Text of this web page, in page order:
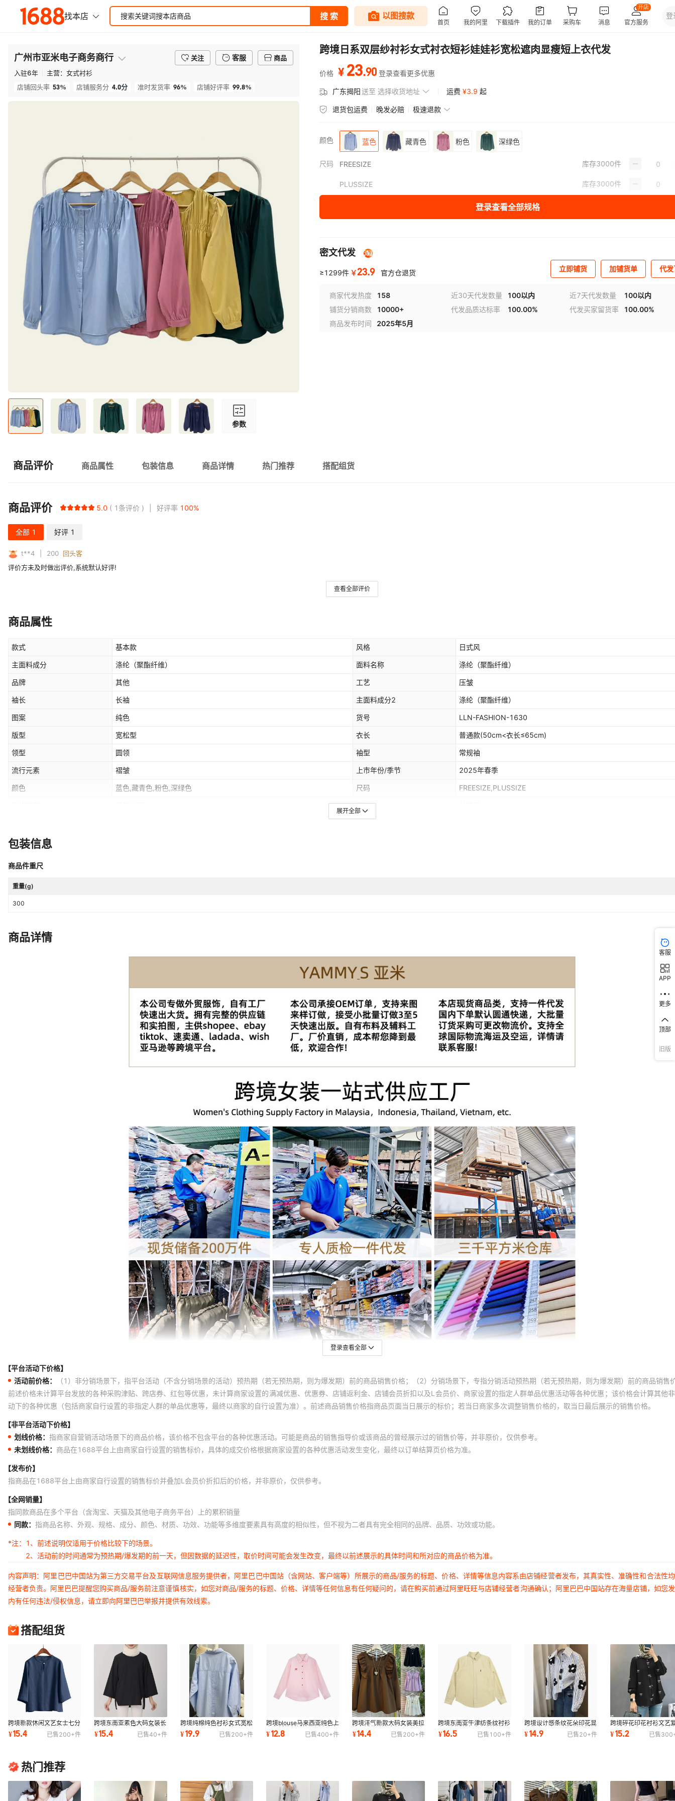
广州市亚米电子商务商行 关注 客服
商品
入驻6年 主营： 女式衬衫
店铺回头率 53% 店铺服务分 4.0分 准时发货率 96% 店铺好评率 99.8%
参数
跨境日系双层纱衬衫女式衬衣短衫娃娃衫宽松遮肉显瘦短上衣代发
价格 ¥ 23.90 登录查看更多优惠
广东揭阳送至 选择收货地址 运费 ¥3.9 起
退货包运费 晚发必赔 极速退款
颜色 蓝色 藏青色 粉色 深绿色
尺码 FREESIZE 库存3000件
PLUSSIZE 库存3000件
登录查看全部规格
密文代发
≥1299件 ￥23.9 官方仓退货 立即铺货 加铺货单 代
商家代发热度 158 近30天代发数量 100以内 近7天代发数量
100以内
铺货分销商数
10000+ 代发品质达标率 100.00% 代发买家留货率
100.00%
商品发布时间
2025年5月
商品评价 商品属性 包装信息 商品详情 热门推荐 搭配组货
商品评价 5.0 1条评价 好评率 100%
全部 1 好评 1
t**4 200 回头客
评价方未及时做出评价,系统默认好评!
查看全部评价
商品属性
款式 基本款 风格 日式风
主面料成分 涤纶（聚酯纤维） 面料名称 涤纶（聚酯纤维）
品牌 其他 工艺 压皱
袖长 长袖 主面料成分2 涤纶（聚酯纤维）
图案 纯色 货号 LLN-FASHION-1630
版型 宽松型 衣长 普通款(50cm<衣长≤65cm)
领型 圆领 袖型 常规袖
流行元素 褶皱 上市年份/季节 2025年春季
颜色 蓝色,藏青色,粉色,深绿色 尺码 FREESIZE,PLUSSIZE
门襟
是否跨境货源
展开全部
包装信息
商品件重尺
重量(g)
300
商品详情
登录查看全部
【平台活动下价格】
活动前价格：
（1）非分销场景下，指平台活动（不含分销场景的活动）预热期（若无预热期，则为爆发期）前的商品销售价格；（2）分销场景下，专指分销活动预热期（若无预热期，则为爆发期）前的商品销售
前述价格未计算平台发放的各种采购津贴、跨店券、红包等优惠，未计算商家设置的满减优惠、优惠券、店铺返利金、店铺会员折扣以及L会员价、商家设置的指定人群单品优惠活动等各种优惠；该价格会计算其他
动下的各种优惠（包括商家自行设置的非指定人群的单品优惠等，最终以商家的自行设置为准）。前述商品销售价格指商品页面当日展示的标价；若当日商家多次调整销售价格的，取当日最后展示的销售价格。
【非平台活动下价格】
划线价格： 指商家自营销活动场景下的商品价格，该价格不包含平台的各种优惠活动。可能是商品的销售指导价或该商品的曾经展示过的销售价等，并非原价，仅供参考。
未划线价格： 商品在1688平台上由商家自行设置的销售标价，具体的成交价格根据商家设置的各种优惠活动发生变化，最终以订单结算页价格为准。
【发布价】
指商品在1688平台上由商家自行设置的销售标价并叠加L会员价折扣后的价格，并非原价，仅供参考。
【全网销量】
指同款商品在多个平台（含淘宝、天猫及其他电子商务平台）上的累积销量
同款： 指商品名称、外观、规格、成分、颜色、材质、功效、功能等多维度要素具有高度的相似性，但不视为二者具有完全相同的品牌、品质、功效或功能。
*注：
1、前述说明仅适用于价格比较下的场景。
2、活动前的时间通常为预热期/爆发期的前一天，但因数据的延迟性，取价时间可能会发生改变，最终以前述展示的具体时间和所对应的商品价格为准。
内容声明：阿里巴巴中国站为第三方交易平台及互联网信息服务提供者，阿里巴巴中国站（含网站、客户端等）所展示的商品/服务的标题、价格、详情等信息内容系由店铺经营者发布，其真实性、准确性和合法性
经营者负责。阿里巴巴提醒您购买商品/服务前注意谨慎核实，如您对商品/服务的标题、价格、详情等任何信息有任何疑问的，请在购买前通过阿里旺旺与店铺经营者沟通确认；阿里巴巴中国站存在海量店铺，如您
内有任何违法/侵权信息，请立即向阿里巴巴举报并提供有效线索。
搭配组货
跨境新款休闲文艺女士七分
袖上衣衬衫一粒扣素色欧美
衬衣代发
¥15.4 已售200+件
跨境东南亚素色大码女装长
袖宽松休闲不规则下摆女装
衬衫代发
¥15.4 已售40+件
跨境纯棉纯色衬衫女式宽松
休闲显瘦百搭叠穿防晒衬衣
上衣代发
¥19.9 已售200+件
跨境blouse马来西亚纯色上
衣女新款刺绣简约衬衣多色
衬衫代发
¥12.8 已售400+件
跨境洋气新款大码女装美拉
德名媛荷叶边方领衬衫美背
性感设计感女
¥14.4 已售200+件
跨境东南亚牛津纺条纹衬衫
小马刺绣排扣翻领长袖休闲
衬衫女装
¥16.5 已售 100+件
跨境设计感条纹花朵印花显
瘦修身小个子宽松长袖衬衫
个性上衣女
¥14.9 已售20+件
跨境碎花印花衬衫文艺
开衫宽松上衣女垂感衬
代发
¥15.2 已售
热门推荐
客服
APP
更多
顶部
旧版